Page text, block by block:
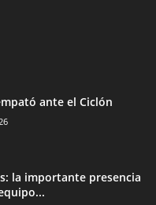
ante el Ciclón
la importante presencia